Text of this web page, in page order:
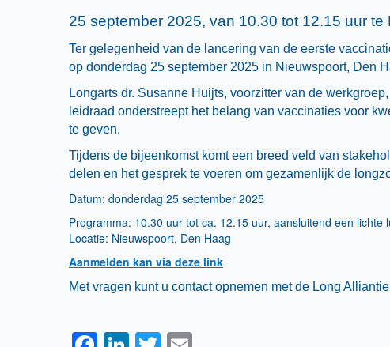
25 september 2025, van 10.30 tot 12.15 uur te
Ter gelegenheid van de lancering van de eerste
op donderdag 25 september 2025 in Nieuwspoort, Den
Longarts dr. Susanne Huijts, voorzitter van de
leidraad onderstreept het belang van vaccinaties voor
te geven.
Tijdens de bijeenkomst komt een breed veld van
delen en het gesprek te voeren om gezamenlijk de
Datum: donderdag 25 september 2025
Programma: 10.30 uur tot ca. 12.15 uur, aansluitend een lichte
Locatie: Nieuwspoort, Den Haag
Aanmelden kan via deze link
Met vragen kunt u contact opnemen met de Long